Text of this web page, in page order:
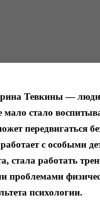
Тевкины —
мало стало
передвигаться
с особыми
стала работать
проблемами
психологии.